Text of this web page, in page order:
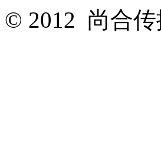
© 2012 尚合传